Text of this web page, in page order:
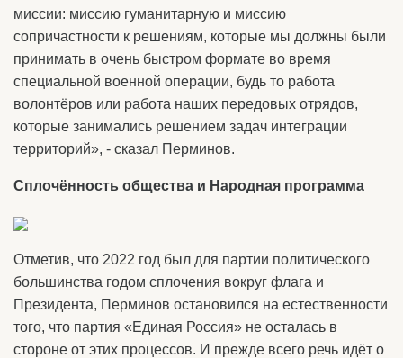
миссии: миссию гуманитарную и миссию
сопричастности к решениям, которые мы должны были
принимать в очень быстром формате во время
специальной военной операции, будь то работа
волонтёров или работа наших передовых отрядов,
которые занимались решением задач интеграции
территорий», - сказал Перминов.
Сплочённость общества и Народная программа
Отметив, что 2022 год был для партии политического
большинства годом сплочения вокруг флага и
Президента, Перминов остановился на естественности
того, что партия «Единая Россия» не осталась в
стороне от этих процессов. И прежде всего речь идёт о